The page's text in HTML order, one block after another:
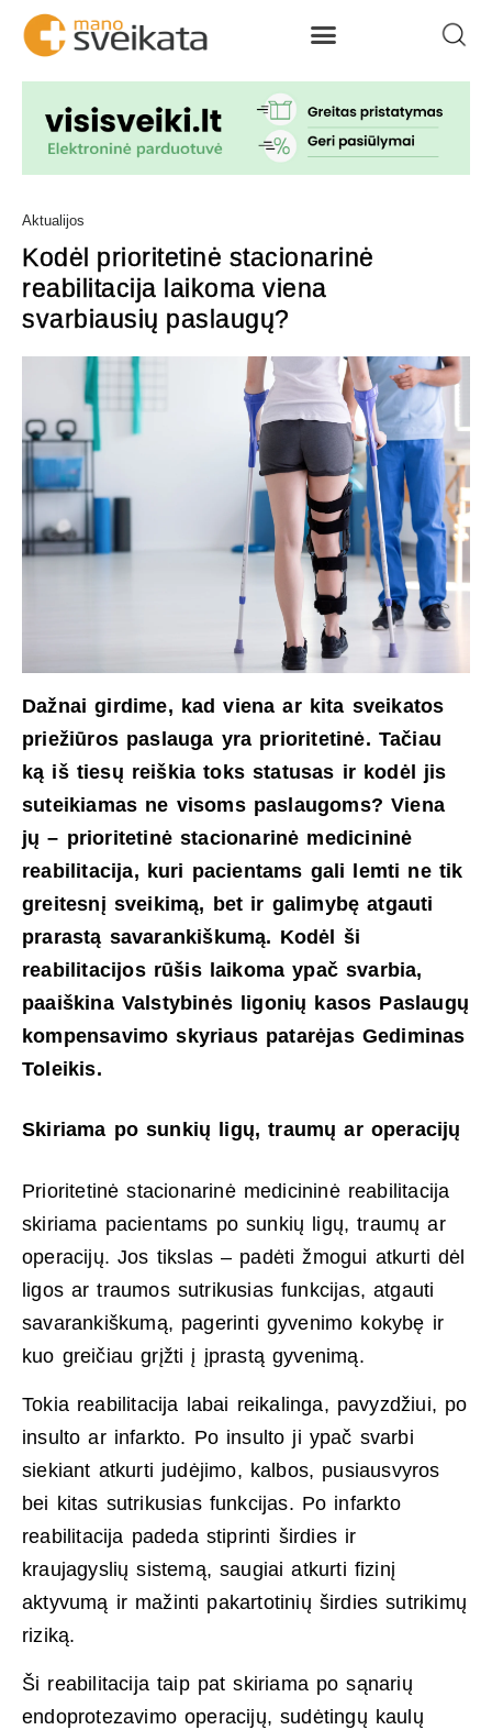
Aktualijos
Kodėl prioritetinė stacionarinė
reabilitacija laikoma viena
svarbiausių paslaugų?
Dažnai girdime, kad viena ar kita sveikatos
priežiūros paslauga yra prioritetinė. Tačiau
ką iš tiesų reiškia toks statusas ir kodėl jis
suteikiamas ne visoms paslaugoms? Viena
jų – prioritetinė stacionarinė medicininė
reabilitacija, kuri pacientams gali lemti ne tik
greitesnį sveikimą, bet ir galimybę atgauti
prarastą savarankiškumą. Kodėl ši
reabilitacijos rūšis laikoma ypač svarbia,
paaiškina Valstybinės ligonių kasos Paslaugų
kompensavimo skyriaus patarėjas Gediminas
Toleikis.
Skiriama po sunkių ligų, traumų ar operacijų
Prioritetinė stacionarinė medicininė reabilitacija
skiriama pacientams po sunkių ligų, traumų ar
operacijų. Jos tikslas – padėti žmogui atkurti dėl
ligos ar traumos sutrikusias funkcijas, atgauti
savarankiškumą, pagerinti gyvenimo kokybę ir
kuo greičiau grįžti į įprastą gyvenimą.
Tokia reabilitacija labai reikalinga, pavyzdžiui, po
insulto ar infarkto. Po insulto ji ypač svarbi
siekiant atkurti judėjimo, kalbos, pusiausvyros
bei kitas sutrikusias funkcijas. Po infarkto
reabilitacija padeda stiprinti širdies ir
kraujagyslių sistemą, saugiai atkurti fizinį
aktyvumą ir mažinti pakartotinių širdies sutrikimų
riziką.
Ši reabilitacija taip pat skiriama po sąnarių
endoprotezavimo operacijų, sudėtingų kaulų